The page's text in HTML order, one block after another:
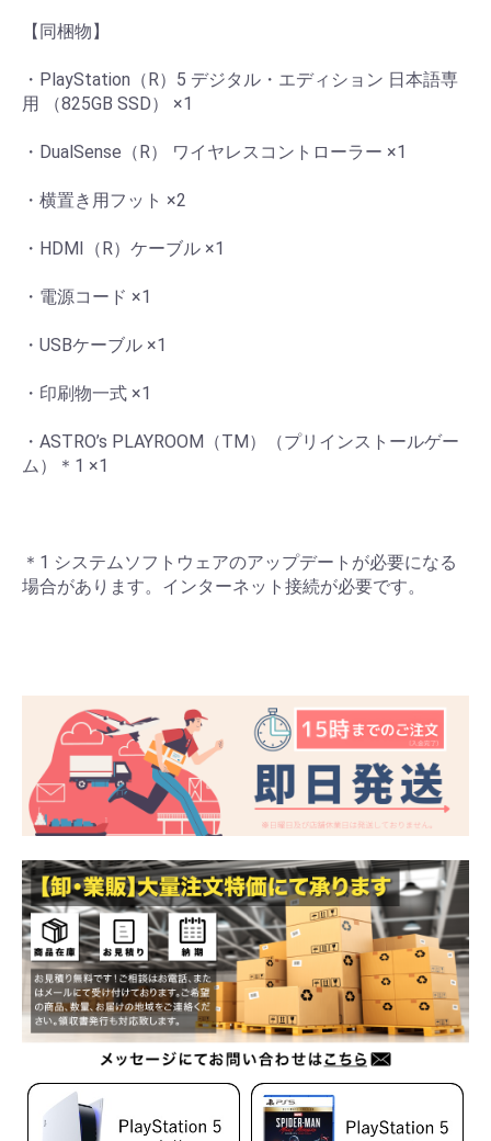
【同梱物】
・PlayStation（R）5 デジタル・エディション 日本語専
用 （825GB SSD） ×1
・DualSense（R） ワイヤレスコントローラー ×1
・横置き用フット ×2
・HDMI（R）ケーブル ×1
・電源コード ×1
・USBケーブル ×1
・印刷物一式 ×1
・ASTRO’s PLAYROOM（TM）（プリインストールゲー
ム）＊1 ×1
＊1 システムソフトウェアのアップデートが必要になる
場合があります。インターネット接続が必要です。